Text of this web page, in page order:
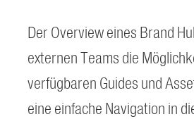
Der Overview eines Brand
externen Teams die
verfügbaren Guides und
eine einfache Navigation in